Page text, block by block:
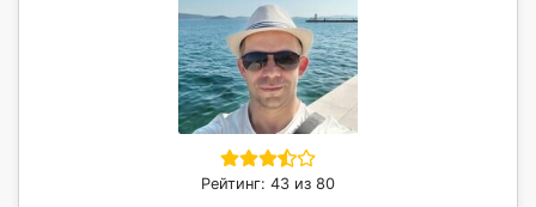
Рейтинг: 43 из 80